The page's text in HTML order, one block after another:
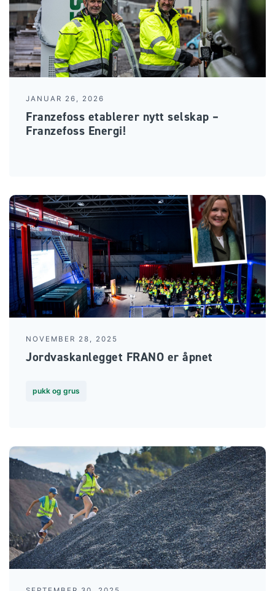
JANUAR 26, 2026
Franzefoss etablerer nytt selskap –
Franzefoss Energi!
NOVEMBER 28, 2025
Jordvaskanlegget FRANO er åpnet
pukk og grus